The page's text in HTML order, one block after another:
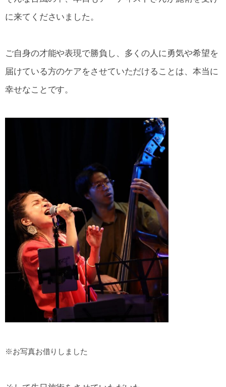
に来てくださいました。
ご自身の才能や表現で勝負し、多くの人に勇気や希望を
届けている方のケアをさせていただけることは、本当に
幸せなことです。
※お写真お借りしました